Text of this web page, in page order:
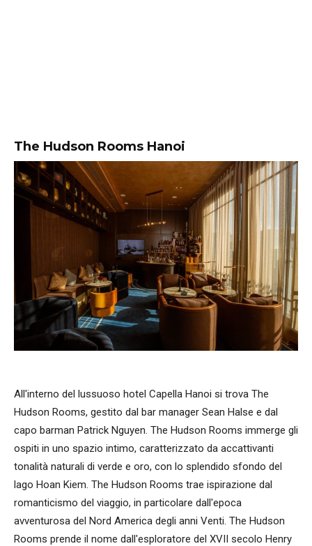
The Hudson Rooms Hanoi
All'interno del lussuoso hotel Capella Hanoi si trova The
Hudson Rooms, gestito dal bar manager Sean Halse e dal
capo barman Patrick Nguyen. The Hudson Rooms immerge gli
ospiti in uno spazio intimo, caratterizzato da accattivanti
tonalità naturali di verde e oro, con lo splendido sfondo del
lago Hoan Kiem. The Hudson Rooms trae ispirazione dal
romanticismo del viaggio, in particolare dall'epoca
avventurosa del Nord America degli anni Venti. The Hudson
Rooms prende il nome dall'esploratore del XVII secolo Henry